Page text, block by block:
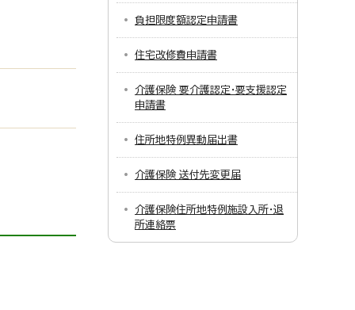
負担限度額認定申請書
住宅改修費申請書
介護保険 要介護認定・要支援認定
申請書
住所地特例異動届出書
介護保険 送付先変更届
介護保険住所地特例施設入所・退
所連絡票